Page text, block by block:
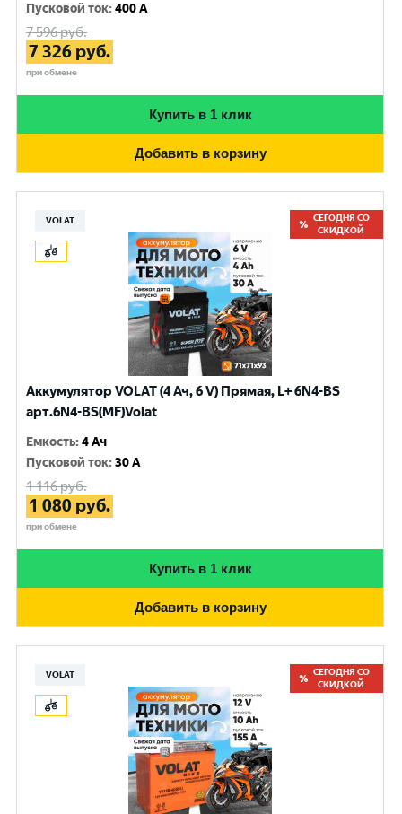
Пусковой ток:400 A
7 596руб.
7 326 руб.
при обмене
Купить в 1 клик
Добавить в корзину
VOLAT
СЕГОДНЯ СО
СКИДКОЙ
Аккумулятор VOLAT (4 Ач, 6 V) Прямая, L+ 6N4-BS
арт.6N4-BS(MF)Volat
Емкость:4 Ач
Пусковой ток:30 A
1 116руб.
1 080 руб.
при обмене
Купить в 1 клик
Добавить в корзину
VOLAT
СЕГОДНЯ СО
СКИДКОЙ